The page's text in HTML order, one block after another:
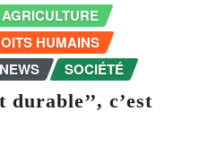
AGRICULTURE
HUMAINS
NEWS SOCIÉTÉ
durable’’, c’est